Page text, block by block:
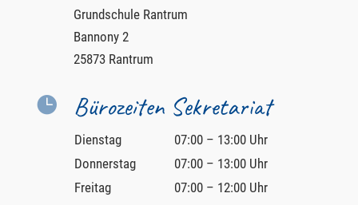
Grundschule Rantrum
Bannony 2
25873 Rantrum
 Bürozeiten Sekretariat
Dienstag
07:00 – 13:00 Uhr
Donnerstag
07:00 – 13:00 Uhr
Freitag
07:00 – 12:00 Uhr